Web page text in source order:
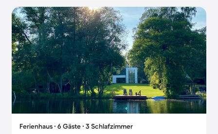
Ferienhaus ∙ 6 Gäste ∙ 3 Schlafzimmer